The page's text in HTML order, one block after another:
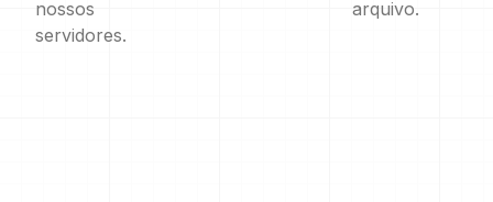
nossos
servidores.
arquivo.